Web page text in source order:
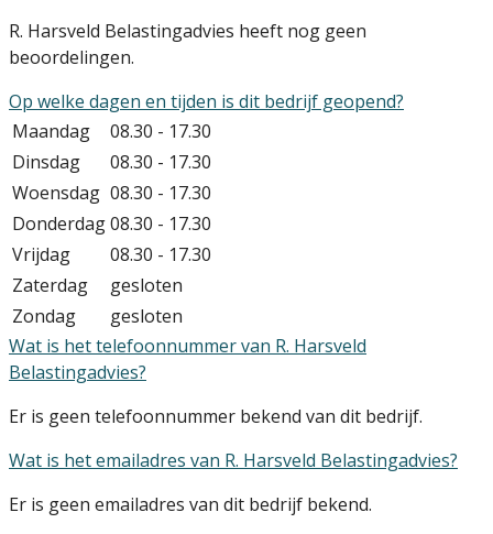
R. Harsveld Belastingadvies heeft nog geen
beoordelingen.
Op welke dagen en tijden is dit bedrijf geopend?
Maandag
08.30 - 17.30
Dinsdag
08.30 - 17.30
Woensdag 08.30 - 17.30
Donderdag08.30 - 17.30
Vrijdag
08.30 - 17.30
Zaterdag
gesloten
Zondag
gesloten
Wat is het telefoonnummer van R. Harsveld
Belastingadvies?
Er is geen telefoonnummer bekend van dit bedrijf.
Wat is het emailadres van R. Harsveld Belastingadvies?
Er is geen emailadres van dit bedrijf bekend.